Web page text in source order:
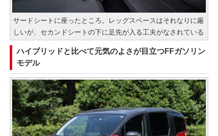
サードシートに座ったところ。レッグスペースはそれなりに厳
しいが、セカンドシートの下に足先が入る工夫がなされている
ハイブリッドと比べて元気のよさが目立つFFガソリン
モデル